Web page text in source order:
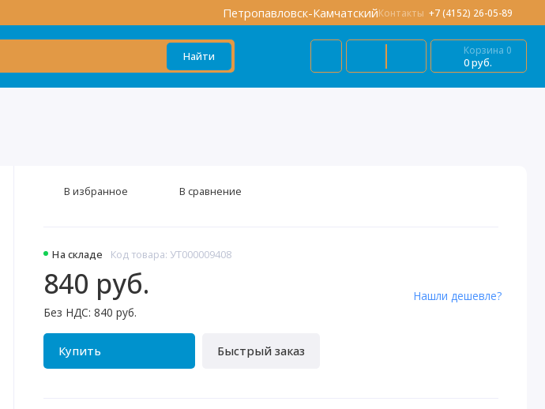
Петропавловск-КамчатскийКонтакты +7 (4152) 26-05-89
Найти Корзина 0
0 руб.
На складе Код товара: УТ000009408
840 руб.
Без НДС: 840 руб.
Купить Быстрый заказ
Нашли дешевле?
В избранное В сравнение